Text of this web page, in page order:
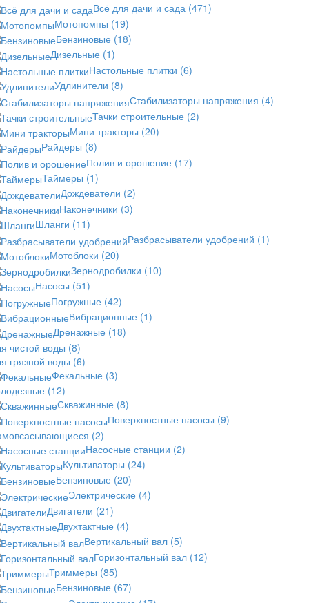
Всё для дачи и сада (471)
Мотопомпы (19)
Бензиновые (18)
Дизельные (1)
Настольные плитки (6)
Удлинители (8)
Стабилизаторы напряжения (4)
Тачки строительные (2)
Мини тракторы (20)
Райдеры (8)
Полив и орошение (17)
Таймеры (1)
Дождеватели (2)
Наконечники (3)
Шланги (11)
Разбрасыватели удобрений (1)
Мотоблоки (20)
Зернодробилки (10)
Насосы (51)
Погружные (42)
Вибрационные (1)
Дренажные (18)
чистой воды (8)
грязной воды (6)
Фекальные (3)
(12)
Скважинные (8)
Поверхностные насосы (9)
(2)
Насосные станции (2)
Культиваторы (24)
Бензиновые (20)
Электрические (4)
Двигатели (21)
Двухтактные (4)
Вертикальный вал (5)
Горизонтальный вал (12)
Триммеры (85)
Бензиновые (67)